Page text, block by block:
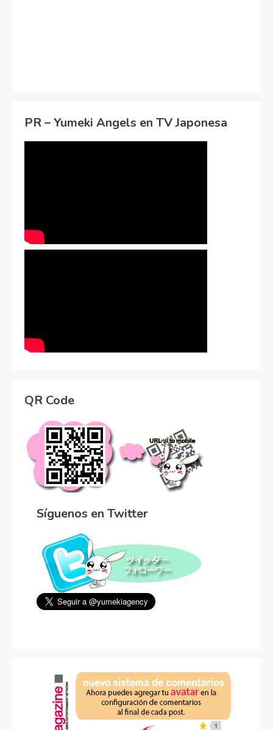
PR – Yumeki Angels en TV Japonesa
QR Code
Síguenos en Twitter